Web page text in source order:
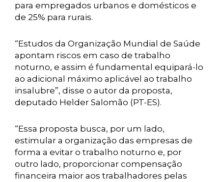
para empregados urbanos e domésticos e
de 25% para rurais.
“Estudos da Organização Mundial de Saúde
apontam riscos em caso de trabalho
noturno, e assim é fundamental equipará-lo
ao adicional máximo aplicável ao trabalho
insalubre”, disse o autor da proposta,
deputado Helder Salomão (PT-ES).
“Essa proposta busca, por um lado,
estimular a organização das empresas de
forma a evitar o trabalho noturno e, por
outro lado, proporcionar compensação
financeira maior aos trabalhadores pelas